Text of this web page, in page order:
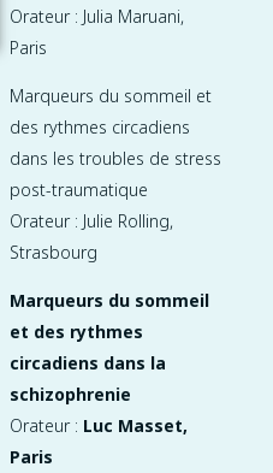
Orateur : Julia Maruani,
Paris
Marqueurs du sommeil et
des rythmes circadiens
dans les troubles de stress
post-traumatique
Orateur : Julie Rolling,
Strasbourg
Marqueurs du sommeil
et des rythmes
circadiens dans la
schizophrenie
Orateur : Luc Masset,
Paris